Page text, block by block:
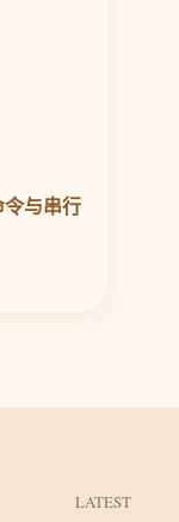
与串行
LATEST